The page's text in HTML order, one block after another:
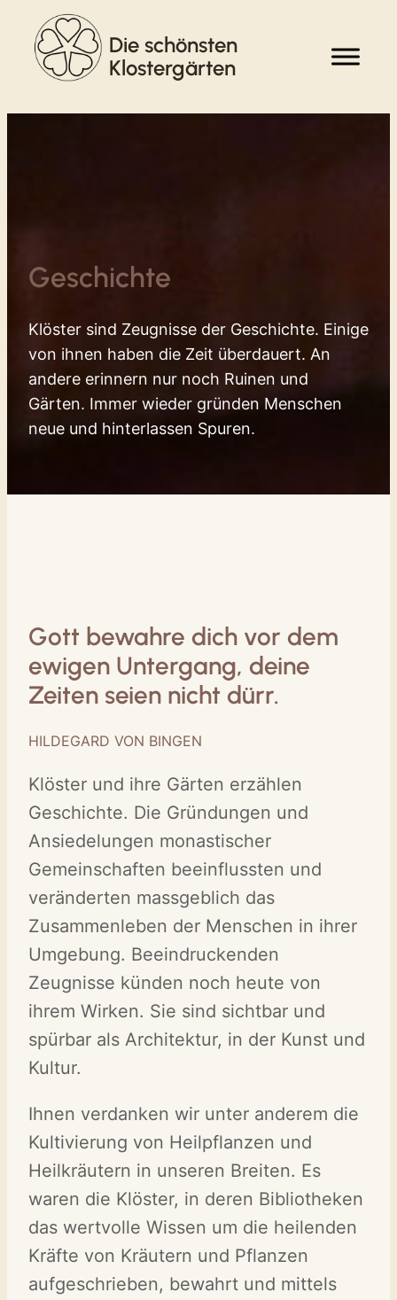
Inhalt
springen
Die schönsten
Klostergärten
Geschichte
Klöster sind Zeugnisse der Geschichte. Einige
von ihnen haben die Zeit überdauert. An
andere erinnern nur noch Ruinen und
Gärten. Immer wieder gründen Menschen
neue und hinterlassen Spuren.
Gott bewahre dich vor dem
ewigen Untergang, deine
Zeiten seien nicht dürr.
HILDEGARD VON BINGEN
Klöster und ihre Gärten erzählen
Geschichte. Die Gründungen und
Ansiedelungen monastischer
Gemeinschaften beeinflussten und
veränderten massgeblich das
Zusammenleben der Menschen in ihrer
Umgebung. Beeindruckenden
Zeugnisse künden noch heute von
ihrem Wirken. Sie sind sichtbar und
spürbar als Architektur, in der Kunst und
Kultur.
Ihnen verdanken wir unter anderem die
Kultivierung von Heilpflanzen und
Heilkräutern in unseren Breiten. Es
waren die Klöster, in deren Bibliotheken
das wertvolle Wissen um die heilenden
Kräfte von Kräutern und Pflanzen
aufgeschrieben, bewahrt und mittels